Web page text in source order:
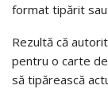
format tipărit sau
Rezultă că
pentru o carte
să tipărească